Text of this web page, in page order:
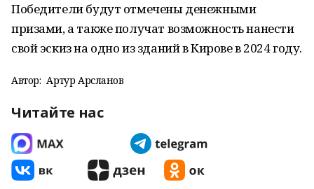
Победители будут отмечены денежными
призами, а также получат возможность нанести
свой эскиз на одно из зданий в Кирове в 2024 году.
Автор: Артур Арсланов
Читайте нас